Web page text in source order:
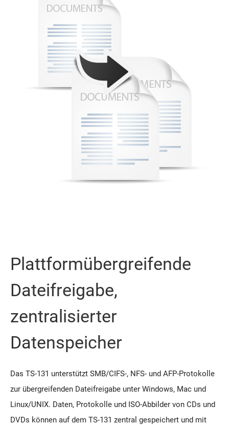
Plattformübergreifende
Dateifreigabe,
zentralisierter
Datenspeicher
Das TS-131 unterstützt SMB/CIFS-, NFS- und AFP-Protokolle
zur übergreifenden Dateifreigabe unter Windows, Mac und
Linux/UNIX. Daten, Protokolle und ISO-Abbilder von CDs und
DVDs können auf dem TS-131 zentral gespeichert und mit